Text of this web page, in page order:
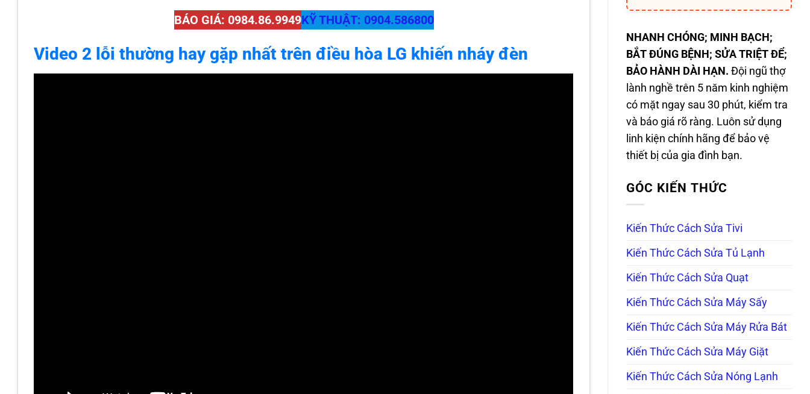
BÁO GIÁ: 0984.86.9949KỸ THUẬT: 0904.586800
Video 2 lỗi thường hay gặp nhất trên điều hòa LG khiến nháy đèn
NHANH CHÓNG; MINH BẠCH;
BẮT ĐÚNG BỆNH; SỬA TRIỆT ĐỂ;
BẢO HÀNH DÀI HẠN. Đội ngũ thợ
lành nghề trên 5 năm kinh nghiệm
có mặt ngay sau 30 phút, kiểm tra
và báo giá rõ ràng. Luôn sử dụng
linh kiện chính hãng để bảo vệ
thiết bị của gia đình bạn.
GÓC KIẾN THỨC
Kiến Thức Cách Sửa Tivi
Kiến Thức Cách Sửa Tủ Lạnh
Kiến Thức Cách Sửa Quạt
Kiến Thức Cách Sửa Máy Sấy
Kiến Thức Cách Sửa Máy Rửa Bát
Kiến Thức Cách Sửa Máy Giặt
Kiến Thức Cách Sửa Nóng Lạnh